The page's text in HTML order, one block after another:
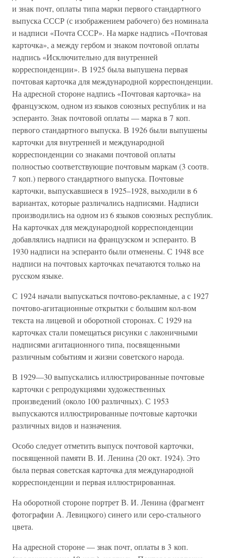
и знак почт, оплаты типа марки первого стандартного
выпуска СССР (с изображением рабочего) без номинала
и надписи «Почта СССР». На марке надпись «Почтовая
карточка», а между гербом и знаком почтовой оплаты
надпись «Исключительно для внутренней
корреспонденции». В 1925 была выпушена первая
почтовая карточка для международной корреспонденции.
На адресной стороне надпись «Почтовая карточка» на
французском, одном из языков союзных республик и на
эсперанто. Знак почтовой оплаты — марка в 7 коп.
первого стандартного выпуска. В 1926 были выпушены
карточки для внутренней и международной
корреспонденции со знаками почтовой оплаты
полностью соответствующие почтовым маркам (3 соотв.
7 коп.) первого стандартного выпуска. Почтовые
карточки, выпускавшиеся в 1925–1928, выходили в 6
вариантах, которые различались надписями. Надписи
производились на одном из 6 языков союзных республик.
На карточках для международной корреспонденции
добавлялись надписи на французском и эсперанто. В
1930 надписи на эсперанто были отменены. С 1948 все
надписи на почтовых карточках печатаются только на
русском языке.
С 1924 начали выпускаться почтово-рекламные, а с 1927
почтово-агитационные открытки с большим кол-вом
текста на лицевой и оборотной сторонах. С 1929 на
карточках стали помещаться рисунки с лаконичными
надписями агитационного типа, посвященными
различным событиям и жизни советского народа.
В 1929—30 выпускались иллюстрированные почтовые
карточки с репродукциями художественных
произведений (около 100 различных). С 1953
выпускаются иллюстрированные почтовые карточки
различных видов и назначения.
Особо следует отметить выпуск почтовой карточки,
посвященной памяти В. И. Ленина (20 окт. 1924). Это
была первая советская карточка для международной
корреспонденции и первая иллюстрированная.
На оборотной стороне портрет В. И. Ленина (фрагмент
фотографии А. Левицкого) синего или серо-стального
цвета.
На адресной стороне — знак почт, оплаты в 3 коп.